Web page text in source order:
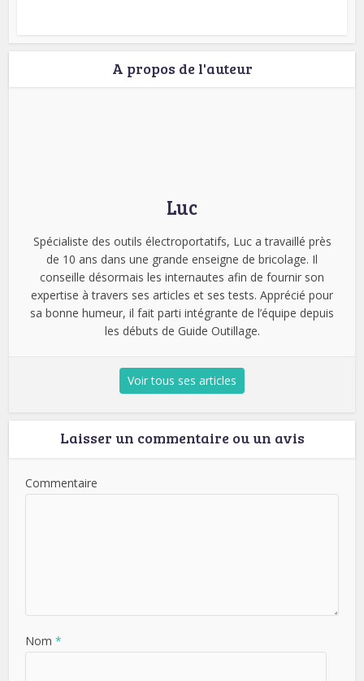
A propos de l'auteur
Luc
Spécialiste des outils électroportatifs, Luc a travaillé près
de 10 ans dans une grande enseigne de bricolage. Il
conseille désormais les internautes afin de fournir son
expertise à travers ses articles et ses tests. Apprécié pour
sa bonne humeur, il fait parti intégrante de l’équipe depuis
les débuts de Guide Outillage.
Voir tous ses articles
Laisser un commentaire ou un avis
Commentaire
Nom*